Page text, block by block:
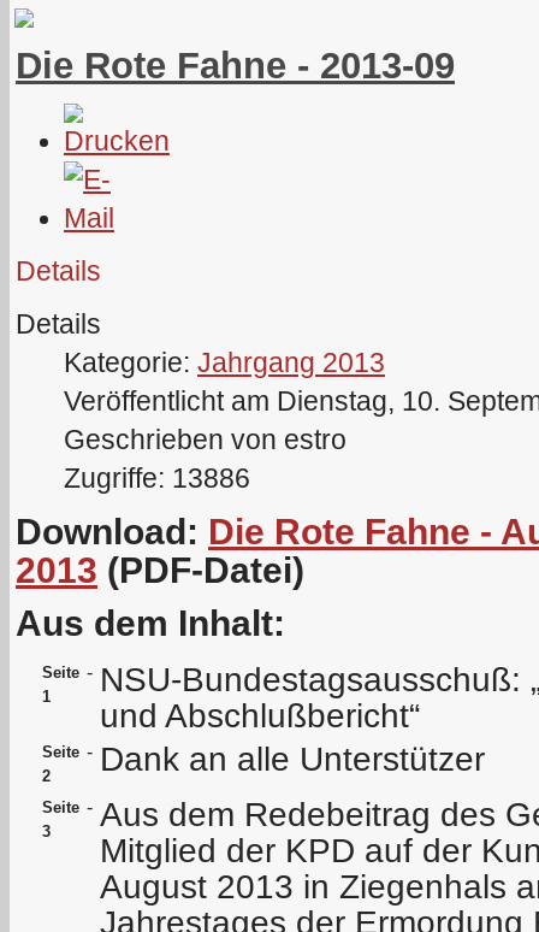
Die Rote Fahne - 2013-09
Details
Details
Kategorie: Jahrgang 2013
Veröffentlicht am Dienstag, 10.
Geschrieben von estro
Zugriffe: 13886
Download: Die Rote Fahne -
2013 (PDF-Datei)
Aus dem Inhalt:
Seite
1
- NSU-Bundestagsausschuß:
und Abschlußbericht“
Seite
2
- Dank an alle Unterstützer
Seite
3
- Aus dem Redebeitrag des
Mitglied der KPD auf der
August 2013 in Ziegenhals
Jahrestages der Ermordung